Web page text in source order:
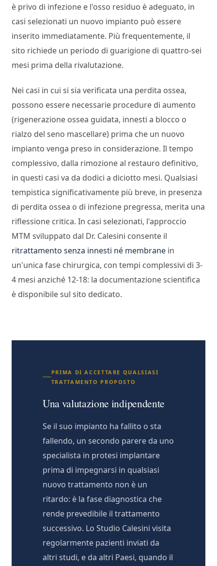
è privo di infezione e l'osso residuo è adeguato, in
casi selezionati un nuovo impianto può essere
inserito immediatamente. Più frequentemente, il
sito richiede un periodo di guarigione di quattro-sei
mesi prima della rivalutazione.
Nei casi in cui si sia verificata una perdita ossea,
possono essere necessarie procedure di aumento
(rigenerazione ossea guidata, innesti a blocco o
rialzo del seno mascellare) prima che un nuovo
impianto venga preso in considerazione. Il tempo
complessivo, dalla rimozione al restauro definitivo,
in questi casi va da dodici a diciotto mesi. Qualsiasi
tempistica significativamente più breve, in presenza
di perdita ossea o di infezione pregressa, merita una
riflessione critica. In casi selezionati, l'approccio
MTM sviluppato dal Dr. Calesini consente il
ritrattamento senza innesti né membrane in
un'unica fase chirurgica, con tempi complessivi di 3-
4 mesi anziché 12-18: la documentazione scientifica
è disponibile sul sito dedicato.
PRIMA DI ACCETTARE QUALSIASI
TRATTAMENTO PROPOSTO
Una valutazione indipendente
Se il suo impianto ha fallito o sta
fallendo, un secondo parere da uno
specialista in protesi implantare
prima di impegnarsi in qualsiasi
nuovo trattamento non è un
ritardo: è la fase diagnostica che
rende prevedibile il trattamento
successivo. Lo Studio Calesini visita
regolarmente pazienti inviati da
altri studi, e da altri Paesi, quando il